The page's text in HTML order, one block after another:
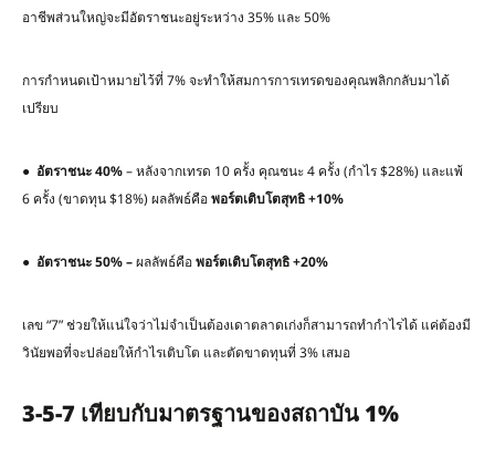
อาชีพส่วนใหญ่จะมีอัตราชนะอยู่ระหว่าง 35% และ 50%
การกำหนดเป้าหมายไว้ที่ 7% จะทำให้สมการการเทรดของคุณพลิกกลับมาได้
เปรียบ
● อัตราชนะ40%– หลังจากเทรด 10 ครั้ง คุณชนะ 4 ครั้ง (กำไร $28%) และแพ้
6 ครั้ง (ขาดทุน $18%) ผลลัพธ์คือพอร์ตเติบโตสุทธิ+10%
● อัตราชนะ50% –ผลลัพธ์คือพอร์ตเติบโตสุทธิ+20%
เลข “7” ช่วยให้แน่ใจว่าไม่จำเป็นต้องเดาตลาดเก่งก็สามารถทำกำไรได้ แค่ต้องมี
วินัยพอที่จะปล่อยให้กำไรเติบโต และตัดขาดทุนที่ 3% เสมอ
3-5-7 เทียบกับมาตรฐานของสถาบัน 1%